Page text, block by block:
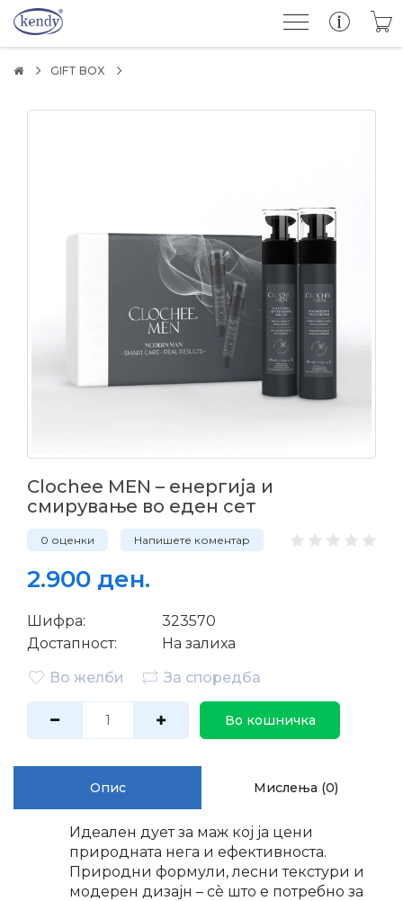
GIFT BOX
Clochee MEN – енергија и
смирување во еден сет
0 оценки Напишете коментар
2.900 ден.
Шифра:
323570
Достапност:
На залиха
Во желби
За споредба
Во кошничка
Опис Мислења (0)
Идеален дует за маж кој ја цени
природната нега и ефективноста.
Природни формули, лесни текстури и
модерен дизајн – сè што е потребно за